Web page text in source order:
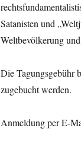
Satanisten und
Weltbevölkerung
Die Tagungsgebühr
zugebucht werden.
Anmeldung per E-